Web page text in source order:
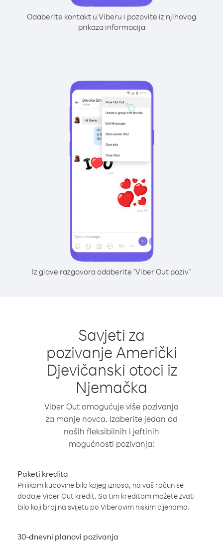
Odaberite kontakt u Viberu i pozovite iz njihovog
prikaza informacija
Iz glave razgovora odaberite "Viber Out poziv"
Savjeti za
pozivanje Američki
Djevičanski otoci iz
Njemačka
Viber Out omogućuje više pozivanja
za manje novca. Izaberite jedan od
naših fleksibilnih i jeftinih
mogućnosti pozivanja:
Paketi kredita
Prilikom kupovine bilo kojeg iznosa, na vaš račun se
dodaje Viber Out kredit. Sa tim kreditom možete zvati
bilo koji broj na svijetu po Viberovim niskim cijenama.
30-dnevni planovi pozivanja